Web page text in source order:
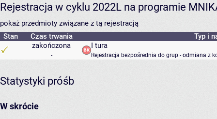
Rejestracja w cyklu 2022L na programie
pokaż przedmioty związane z tą rejestracją
Stan
Czas trwania
Typ i
zakończona
-
I tura
Rejestracja bezpośrednia do grup - odmiana z
Statystyki próśb
W skrócie